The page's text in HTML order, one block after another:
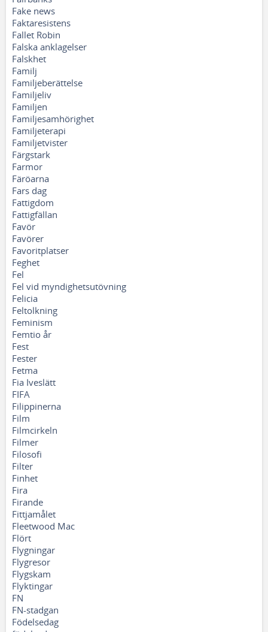
Fake news
Faktaresistens
Fallet Robin
Falska anklagelser
Falskhet
Familj
Familjeberättelse
Familjeliv
Familjen
Familjesamhörighet
Familjeterapi
Familjetvister
Färgstark
Farmor
Färöarna
Fars dag
Fattigdom
Fattigfällan
Favör
Favörer
Favoritplatser
Feghet
Fel
Fel vid myndighetsutövning
Felicia
Feltolkning
Feminism
Femtio år
Fest
Fester
Fetma
Fia Iveslätt
FIFA
Filippinerna
Film
Filmcirkeln
Filmer
Filosofi
Filter
Finhet
Fira
Firande
Fittjamålet
Fleetwood Mac
Flört
Flygningar
Flygresor
Flygskam
Flyktingar
FN
FN-stadgan
Födelsedag